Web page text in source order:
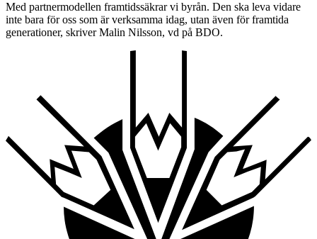
Med partnermodellen framtidssäkrar vi byrån. Den ska leva vidare
inte bara för oss som är verksamma idag, utan även för framtida
generationer, skriver Malin Nilsson, vd på BDO.